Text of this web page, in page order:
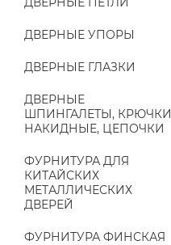
ДВЕРНЫЕ УПОРЫ
ДВЕРНЫЕ ГЛАЗКИ
ДВЕРНЫЕ
ШПИНГАЛЕТЫ, КРЮЧКИ
НАКИДНЫЕ, ЦЕПОЧКИ
ФУРНИТУРА ДЛЯ
КИТАЙСКИХ
МЕТАЛЛИЧЕСКИХ
ДВЕРЕЙ
ФУРНИТУРА ФИНСКАЯ